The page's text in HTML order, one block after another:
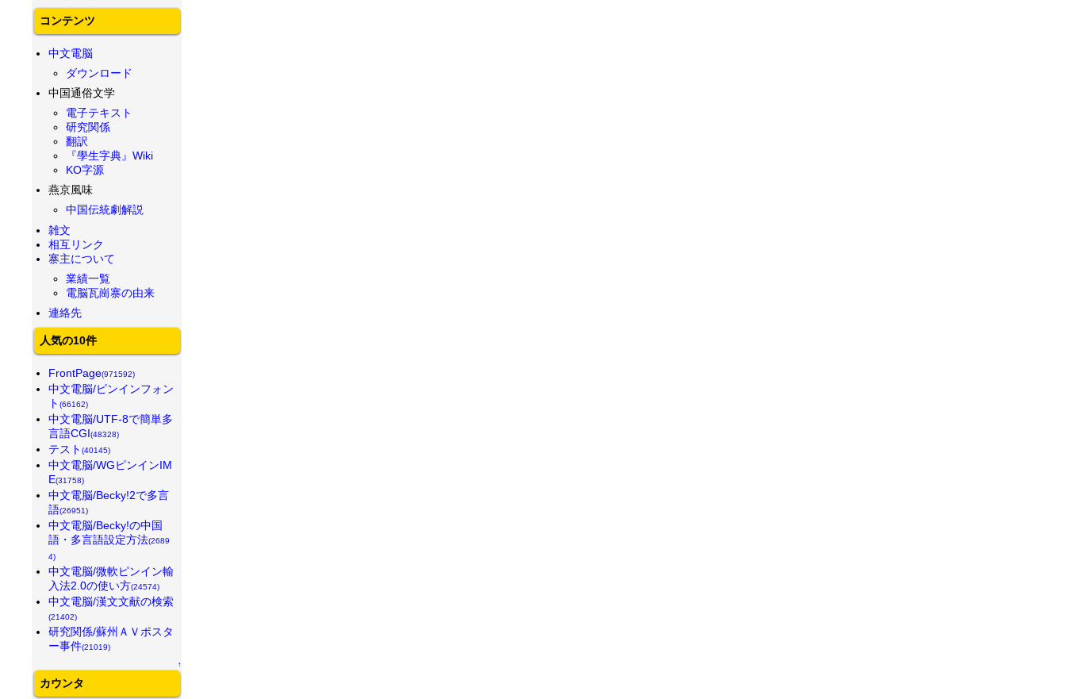
コンテンツ
中文電脳
ダウンロード
中国通俗文学
電子テキスト
研究関係
翻訳
『學生字典』Wiki
KO字源
燕京風味
中国伝統劇解説
雑文
相互リンク
寨主について
業績一覧
電脳瓦崗寨の由来
連絡先
人気の10件
FrontPage(971592)
中文電脳/ピンインフォン
ト(66162)
中文電脳/UTF-8で簡単多
言語CGI(48328)
テスト(40145)
中文電脳/WGピンインIM
E(31758)
中文電脳/Becky!2で多言
語(26951)
中文電脳/Becky!の中国
語・多言語設定方法(2689
4)
中文電脳/微軟ピンイン輸
入法2.0の使い方(24574)
中文電脳/漢文文献の検索
(21402)
研究関係/蘇州ＡＶポスタ
ー事件(21019)
↑
カウンタ